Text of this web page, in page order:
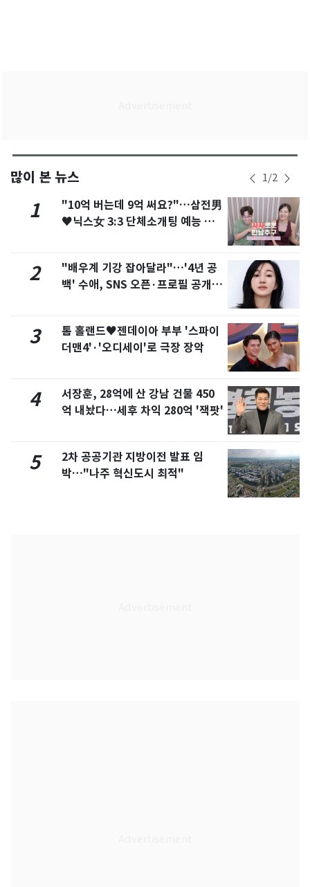
많이 본 뉴스 1/2
1
"10억 버는데 9억 써요?"…삼전男
♥닉스女 3:3 단체소개팅 예능 화
2
"배우계 기강 잡아달라"…'4년 공
백' 수애, SNS 오픈·프로필 공개
3
톰 홀랜드♥젠데이아 부부 '스파이
더맨4'·'오디세이'로 극장 장악
4
서장훈, 28억에 산 강남 건물 450
억 내놨다…세후 차익 280억 '잭팟'
5
2차 공공기관 지방이전 발표 임
박…"나주 혁신도시 최적"